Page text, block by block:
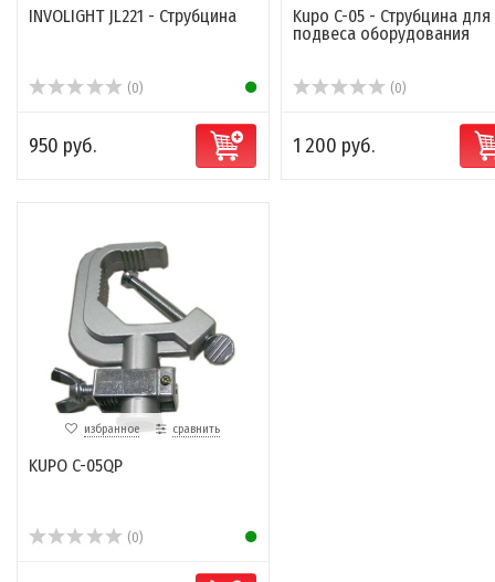
INVOLIGHT JL221 - Струбцина
(0)
950 руб.
Kupo C-05 - Струбцина для
подвеса оборудования
(0)
1 200 руб.
избранное сравнить
KUPO C-05QP
(0)